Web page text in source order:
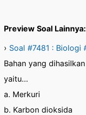
Preview Soal Lainnya:
› Soal #7481 : Biologi
Bahan yang
yaitu…
a. Merkuri
b. Karbon dioksida